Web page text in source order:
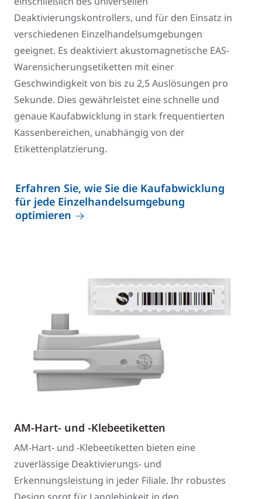
Deaktivierungskontrollers, und für den Einsatz in
verschiedenen Einzelhandelsumgebungen
geeignet. Es deaktiviert akustomagnetische EAS-
Warensicherungsetiketten mit einer
Geschwindigkeit von bis zu 2,5 Auslösungen pro
Sekunde. Dies gewährleistet eine schnelle und
genaue Kaufabwicklung in stark frequentierten
Kassenbereichen, unabhängig von der
Etikettenplatzierung.
Erfahren Sie, wie Sie die Kaufabwicklung
für jede Einzelhandelsumgebung
optimieren
AM-Hart- und -Klebeetiketten
AM-Hart- und -Klebeetiketten bieten eine
zuverlässige Deaktivierungs- und
Erkennungsleistung in jeder Filiale. Ihr robustes